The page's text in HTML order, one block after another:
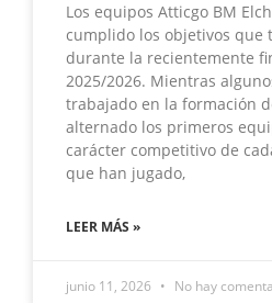
Los equipos Atticgo BM
cumplido los objetivos que
durante la recientemente
2025/2026. Mientras
trabajado en la formación
alternado los primeros
carácter competitivo de
que han jugado,
LEER MÁS »
junio 11, 2026 No hay